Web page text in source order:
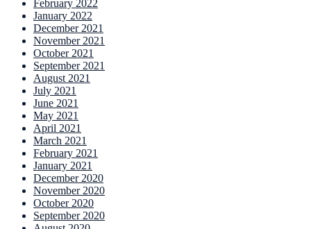
February 2022
January 2022
December 2021
November 2021
October 2021
September 2021
August 2021
July 2021
June 2021
May 2021
April 2021
March 2021
February 2021
January 2021
December 2020
November 2020
October 2020
September 2020